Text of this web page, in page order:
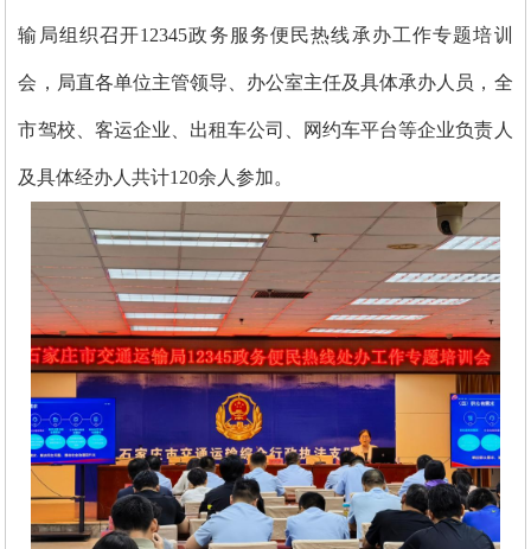
输局组织召开12345政务服务便民热线承办工作专题培训
会，局直各单位主管领导、办公室主任及具体承办人员，全
市驾校、客运企业、出租车公司、网约车平台等企业负责人
及具体经办人共计120余人参加。